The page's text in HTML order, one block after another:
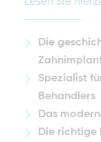
Die
Spezialist
Behandlers
Das
Die